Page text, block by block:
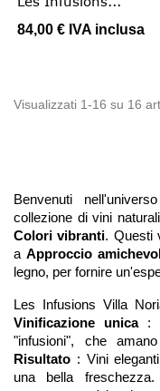
84,00 € IVA inclusa
Visualizzati 1-16 su 16
Benvenuti
collezione di vini
Colori vibranti. Questi
a Approccio
legno, per fornire
Les Infusions Villa
Vinificazione unica:
"infusioni", che
Risultato : Vini
una bella